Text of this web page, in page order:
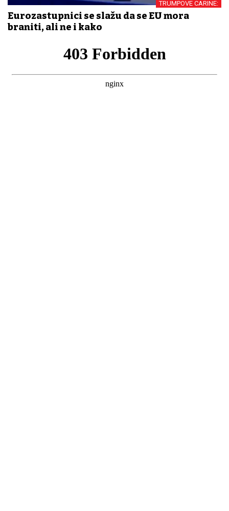
TRUMPOVE CARINE:
Eurozastupnici se slažu da se EU mora
braniti, ali ne i kako